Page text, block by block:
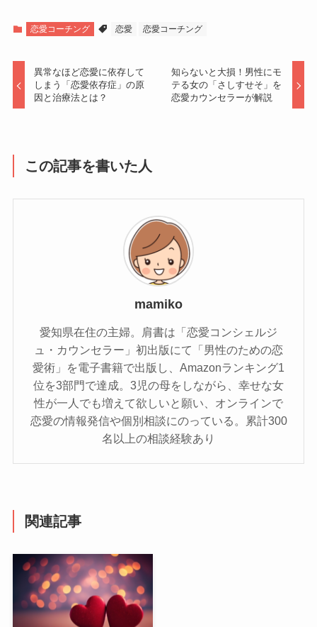
恋愛コーチング 恋愛 恋愛コーチング
異常なほど恋愛に依存して
しまう「恋愛依存症」の原
因と治療法とは？
知らないと大損！男性にモ
テる女の「さしすせそ」を
恋愛カウンセラーが解説
この記事を書いた人
mamiko
愛知県在住の主婦。肩書は「恋愛コンシェルジ
ュ・カウンセラー」初出版にて「男性のための恋
愛術」を電子書籍で出版し、Amazonランキング1
位を3部門で達成。3児の母をしながら、幸せな女
性が一人でも増えて欲しいと願い、オンラインで
恋愛の情報発信や個別相談にのっている。累計300
名以上の相談経験あり
関連記事